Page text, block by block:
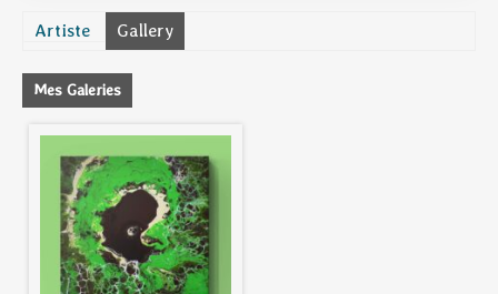
Artiste Gallery
Mes Galeries